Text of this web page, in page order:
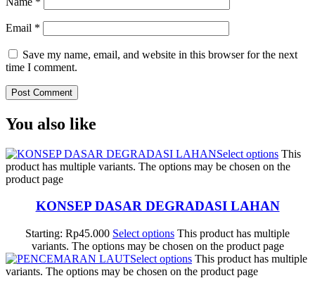
Email *
Save my name, email, and website in this browser for the next
time I comment.
You also like
Select options This
product has multiple variants. The options may be chosen on the
product page
KONSEP DASAR DEGRADASI LAHAN
Starting: Rp45.000 Select options This product has multiple
variants. The options may be chosen on the product page
Select options This product has multiple
variants. The options may be chosen on the product page